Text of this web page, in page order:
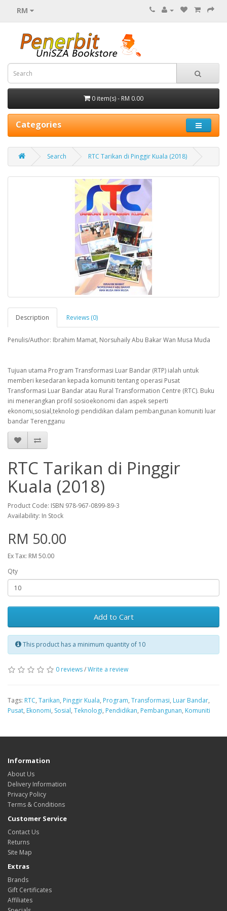
RM
0 item(s) - RM 0.00
Categories
Search RTC Tarikan di Pinggir Kuala (2018)
Description Reviews (0)
Penulis/Author: Ibrahim Mamat, Norsuhaily Abu Bakar Wan Musa Muda
Tujuan utama Program Transformasi Luar Bandar (RTP) ialah untuk
memberi kesedaran kepada komuniti tentang operasi Pusat
Transformasi Luar Bandar atau Rural Transformation Centre (RTC). Buku
ini menerangkan profil sosioekonomi dan aspek seperti
ekonomi,sosial,teknologi pendidikan dalam pembangunan komuniti luar
bandar Terengganu
RTC Tarikan di Pinggir
Kuala (2018)
Product Code: ISBN 978-967-0899-89-3
Availability: In Stock
RM 50.00
Ex Tax: RM 50.00
Qty
Add to Cart
This product has a minimum quantity of 10
0 reviews/Write a review
Tags: RTC, Tarikan, Pinggir Kuala, Program, Transformasi, Luar Bandar,
Pusat, Ekonomi, Sosial, Teknologi, Pendidikan, Pembangunan, Komuniti
Information
About Us
Delivery Information
Privacy Policy
Terms & Conditions
Customer Service
Contact Us
Returns
Site Map
Extras
Brands
Gift Certificates
Affiliates